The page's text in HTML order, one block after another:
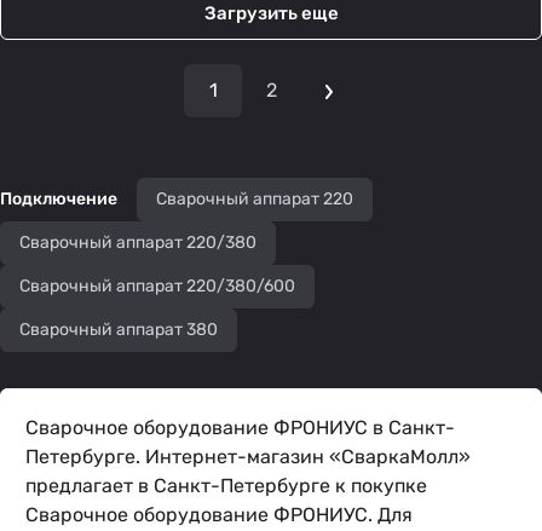
Загрузить еще
1 2
Подключение Сварочный аппарат 220
Сварочный аппарат 220/380
Сварочный аппарат 220/380/600
Сварочный аппарат 380
Сварочное оборудование ФРОНИУС в Санкт-
Петербурге. Интернет-магазин «СваркаМолл»
предлагает в Санкт-Петербурге к покупке
Сварочное оборудование ФРОНИУС. Для